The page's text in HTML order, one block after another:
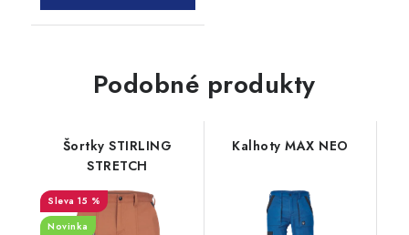
Podobné produkty
Šortky STIRLING
STRETCH
15 %
Novinka
Kalhoty MAX NEO